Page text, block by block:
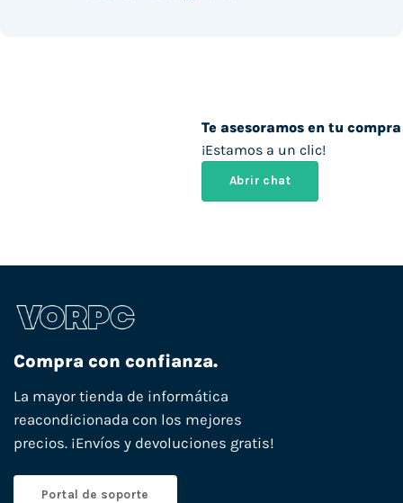
Te asesoramos en tu compra
¡Estamos a un clic!
Abrir chat
Compra con confianza.
La mayor tienda de informática
reacondicionada con los mejores
precios. ¡Envíos y devoluciones gratis!
Portal de soporte